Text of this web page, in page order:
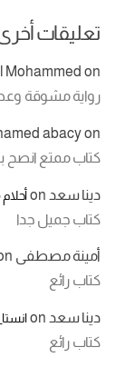
تعليقات
Mohammed on
رواية مشوقة
abacyon
كتاب ممتع انصح
دينا سعد on
كتاب جميل جدا
أمينة مصطفى
كتاب رائع
دينا سعد on
كتاب رائع